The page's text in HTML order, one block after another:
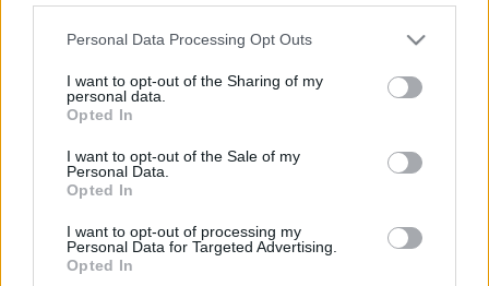
Please note that this website/app uses one or more Google
not limited to your visit or usage behaviour. You may click to
grant or deny consent to Google and its third-party tags to
use your data for below specified purposes in below Google
consent section.
Personal Data Processing Opt Outs
I want to opt-out of the Sharing of my
personal data.
Opted In
I want to opt-out of the Sale of my
Personal Data.
Opted In
I want to opt-out of processing my
Personal Data for Targeted Advertising.
Opted In
ugyanis csak bérlő a köztulajdonban lévő arénákban,
és szinte semmilyen felújítási munkálatra nincs
pénz. Emellett a klubok – ellentétben a német vagy
angol klubokkal – nem alakíthatnak ki bennük
üzlethelyiségeket vagy éttermet, amelyek bevételt
hozhatnának.
képes Stadio Olimpicón osztozik városi
vetélytársával, a Lazióval.